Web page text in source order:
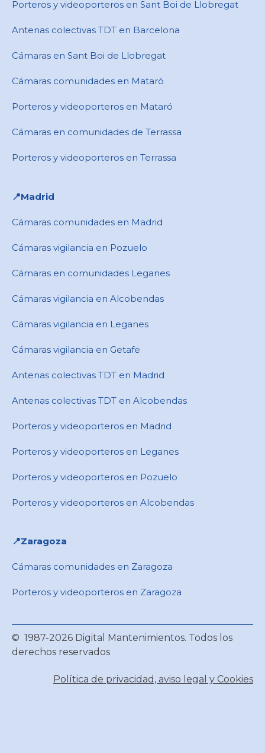
Porteros y videoporteros en ​Sant Boi de Llobregat
Antenas colectivas TDT en Barcelona
Cámaras en ​Sant Boi de Llobregat
Cámaras comunidades en Mataró
Porteros y videoporteros en Mataró
Cámaras en comunidades de Terrassa
Porteros y videoporteros en Terrassa
📍​Madrid
Cámaras comunidades en Madrid
Cámaras vigilancia en Pozuelo
Cámaras en comunidades Leganes
Cámaras vigilancia en Alcobendas
Cámaras vigilancia en Leganes
Cámaras vigilancia en Getafe
Antenas colectivas TDT en Madrid
Antenas colectivas TDT en Alcobendas
Porteros y videoporteros en Madrid
Porteros y videoporteros en Leganes
Porteros y videoporteros en Pozuelo
Porteros y videoporteros en Alcobendas
📍Zaragoza
Cámaras comunidades en Zaragoza
Porteros y videoporteros en Zaragoza
© 1987-2026 Digital Mantenimientos. Todos los
derechos reservados
Política de privacidad, aviso legal y Cookies